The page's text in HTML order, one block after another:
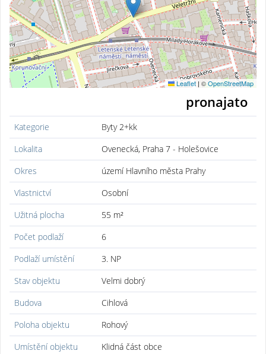
Leaflet | ©OpenStreetMap
pronajato
Kategorie
Byty 2+kk
Lokalita
Ovenecká, Praha 7 - Holešovice
Okres
území Hlavního města Prahy
Vlastnictví
Osobní
Užitná plocha
55 m²
Počet podlaží
6
Podlaží umístění
3. NP
Stav objektu
Velmi dobrý
Budova
Cihlová
Poloha objektu
Rohový
Umístění objektu
Klidná část obce